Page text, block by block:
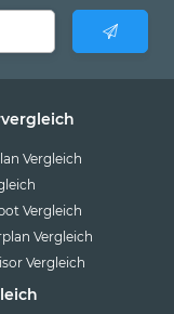
Vergleich
Vergleich
Vergleich
Vergleich